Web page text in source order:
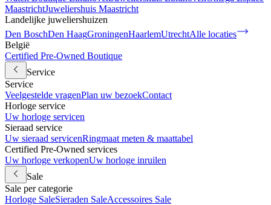
MaastrichtJuweliershuis Maastricht
Landelijke juweliershuizen
Den BoschDen HaagGroningenHaarlemUtrechtAlle locaties
België
Certified Pre-Owned Boutique
Service
Service
Veelgestelde vragenPlan uw bezoekContact
Horloge service
Uw horloge servicen
Sieraad service
Uw sieraad servicenRingmaat meten & maattabel
Certified Pre-Owned services
Uw horloge verkopenUw horloge inruilen
Sale
Sale per categorie
Horloge SaleSieraden SaleAccessoires Sale